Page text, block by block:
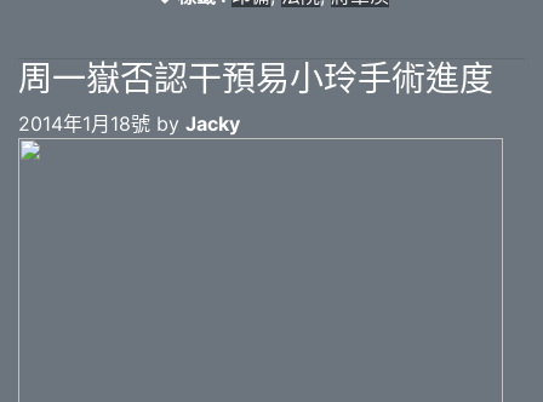
周一嶽否認干預易小玲手術進度
2014年1月18號 by Jacky